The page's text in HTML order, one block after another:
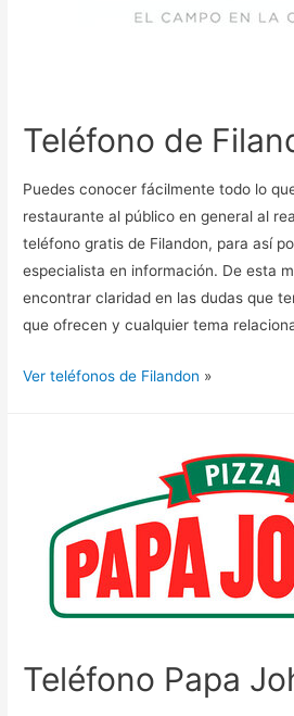
Teléfono de
Puedes conocer fácilmente todo lo
restaurante al público en general al
teléfono gratis de Filandon, para así
especialista en información. De esta
encontrar claridad en las dudas que
que ofrecen y cualquier tema
Ver teléfonos de Filandon »
Teléfono Papa